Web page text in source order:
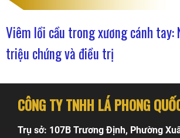
Viêm lồi cầu trong xương cánh tay:
triệu chứng và điều trị
CÔNG TY TNHH LÁ PHONG
Trụ sở: 107B Trương Định, Phường